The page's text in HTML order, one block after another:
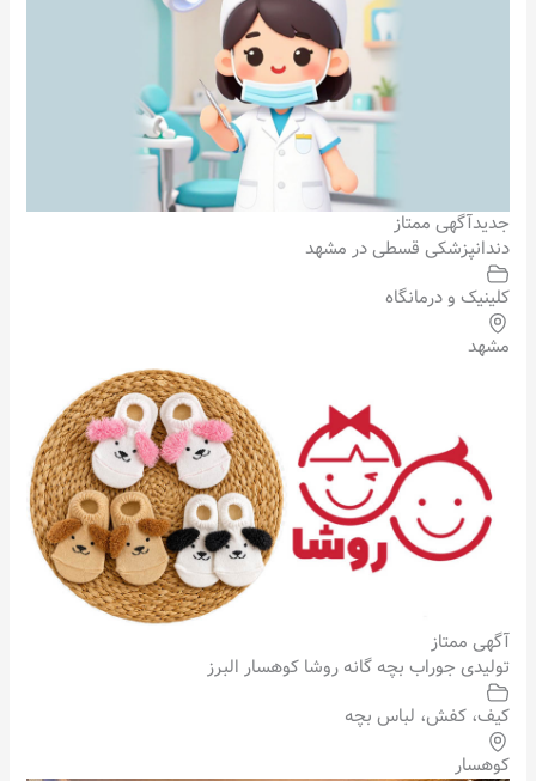
جدیدآگهی ممتاز
دندانپزشکی قسطی در مشهد
کلینیک و درمانگاه
مشهد
آگهی ممتاز
تولیدی جوراب بچه گانه روشا کوهسار البرز
کیف، کفش، لباس بچه
کوهسار